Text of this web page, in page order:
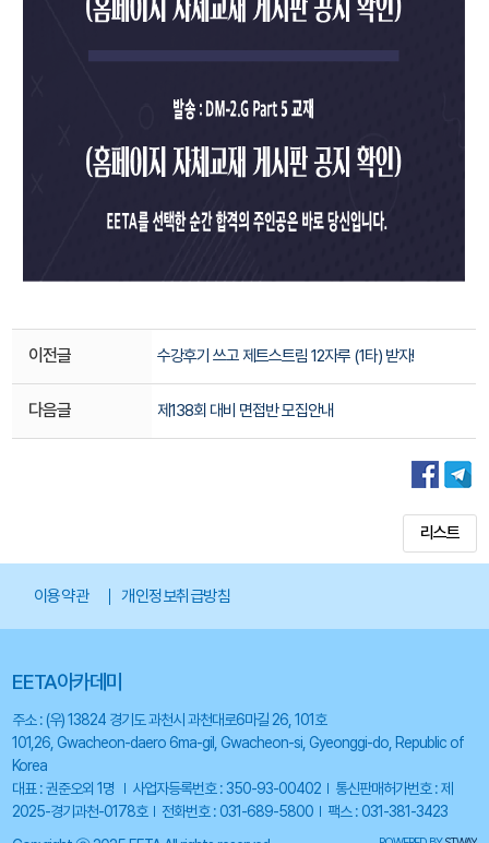
이전글 수강후기 쓰고 제트스트림 12자루 (1타) 받자!
다음글 제138회 대비 면접반 모집안내
리스트
이용약관 개인정보취급방침
EETA아카데미
주소 : (우) 13824 경기도 과천시 과천대로6마길 26, 101호
101,26, Gwacheon-daero 6ma-gil, Gwacheon-si, Gyeonggi-do, Republic of
Korea
대표 : 권준오외 1명
사업자등록번호 : 350-93-00402
통신판매허가번호 : 제
2025-경기과천-0178호
전화번호 : 031-689-5800
팩스 : 031-381-3423